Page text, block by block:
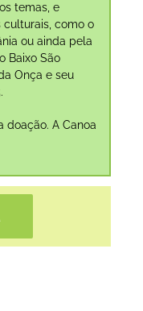
temas, e
como o
ou ainda pela
Baixo São
Onça e seu
doação. A Canoa